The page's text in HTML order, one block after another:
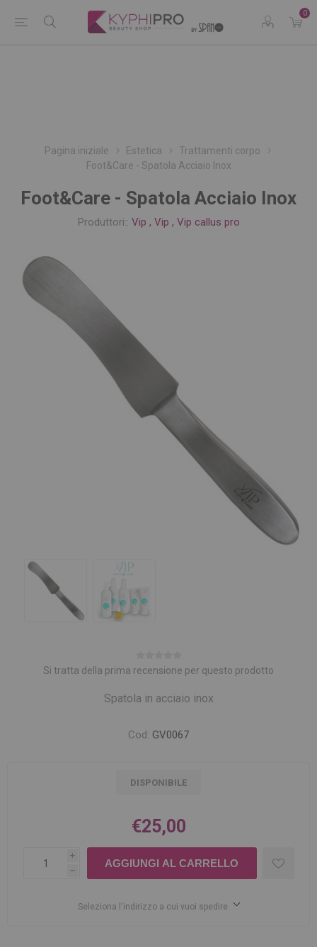
0
Pagina iniziale Estetica
Trattamenti corpo
Foot&Care - Spatola Acciaio Inox
Foot&Care - Spatola Acciaio Inox
Produttori:: Vip , Vip , Vip callus pro
Si tratta della prima recensione per questo prodotto
Spatola in acciaio inox
Cod: GV0067
DISPONIBILE
€25,00
i
h
Seleziona l'indirizzo a cui vuoi spedire